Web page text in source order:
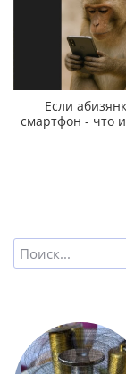
Если
смартфон - что